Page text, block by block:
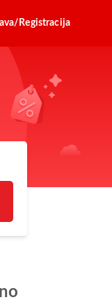
Registracija